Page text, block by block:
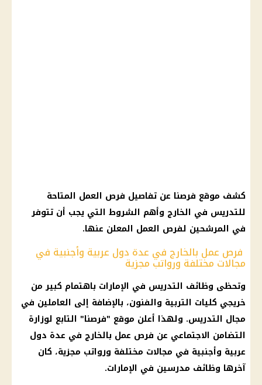
كشف موقع فرصنا عن تفاصيل فرص العمل المتاحة
للتدريس في الخارج وأهم الشروط التي يجب أن تتوفر
في المرشحين لفرص العمل المعلن عنها.
فرص عمل بالخارج في عدة دول عربية وأجنبية في
مجالات مختلفة ورواتب مجزية
وتحظى وظائف التدريس في الإمارات باهتمام كبير من
خريجي كليات التربية والفنون، بالإضافة إلى العاملين في
مجال التدريس. ولهذا أعلن موقع "فرصنا" التابع لوزارة
التضامن الاجتماعي عن فرص عمل بالخارج في عدة دول
عربية وأجنبية في مجالات مختلفة ورواتب مجزية، كان
آخرها وظائف مدرسين في الإمارات.